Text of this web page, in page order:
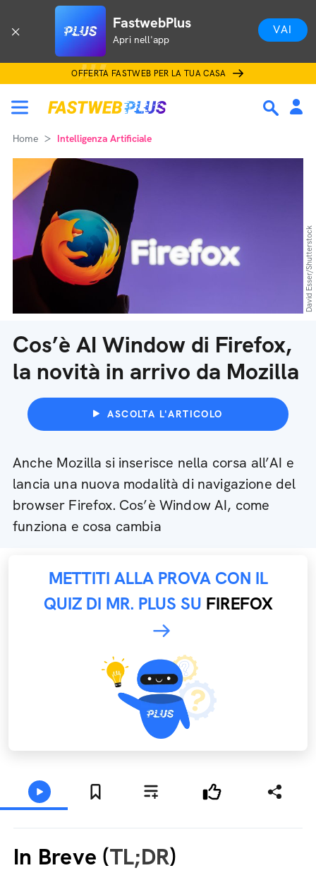
FastwebPlus
Apri nell'app
VAI
OFFERTA FASTWEB PER LA TUA CASA
Home Intelligenza Artificiale
Cos’è AI Window di Firefox,
la novità in arrivo da Mozilla
ASCOLTA L'ARTICOLO
Anche Mozilla si inserisce nella corsa all’AI e
lancia una nuova modalità di navigazione del
browser Firefox. Cos’è Window AI, come
funziona e cosa cambia
David Esser/Shutterstock
METTITI ALLA PROVA CON IL
QUIZ DI MR. PLUS SU FIREFOX
In Breve (TL;DR)